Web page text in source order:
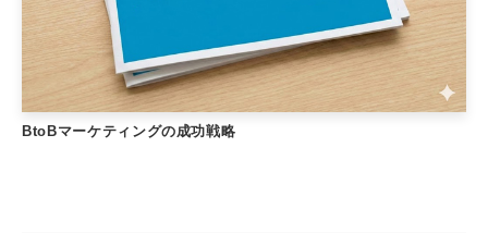
BtoBマーケティングの成功戦略